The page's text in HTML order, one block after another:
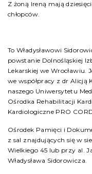
Z żoną Ireną mają
chłopców.
To Władysławowi
powstanie Dolnośląskiej
Lekarskiej we Wrocławiu.
we współpracy z dr Alicją
naszego Uniwersytetu
Ośrodka Rehabilitacji
Kardiologiczne PRO
Ośrodek Pamięci i
z sal znajdujących się w
Wielkiego 45 lub przy al.
Władysława Sidorowicza.